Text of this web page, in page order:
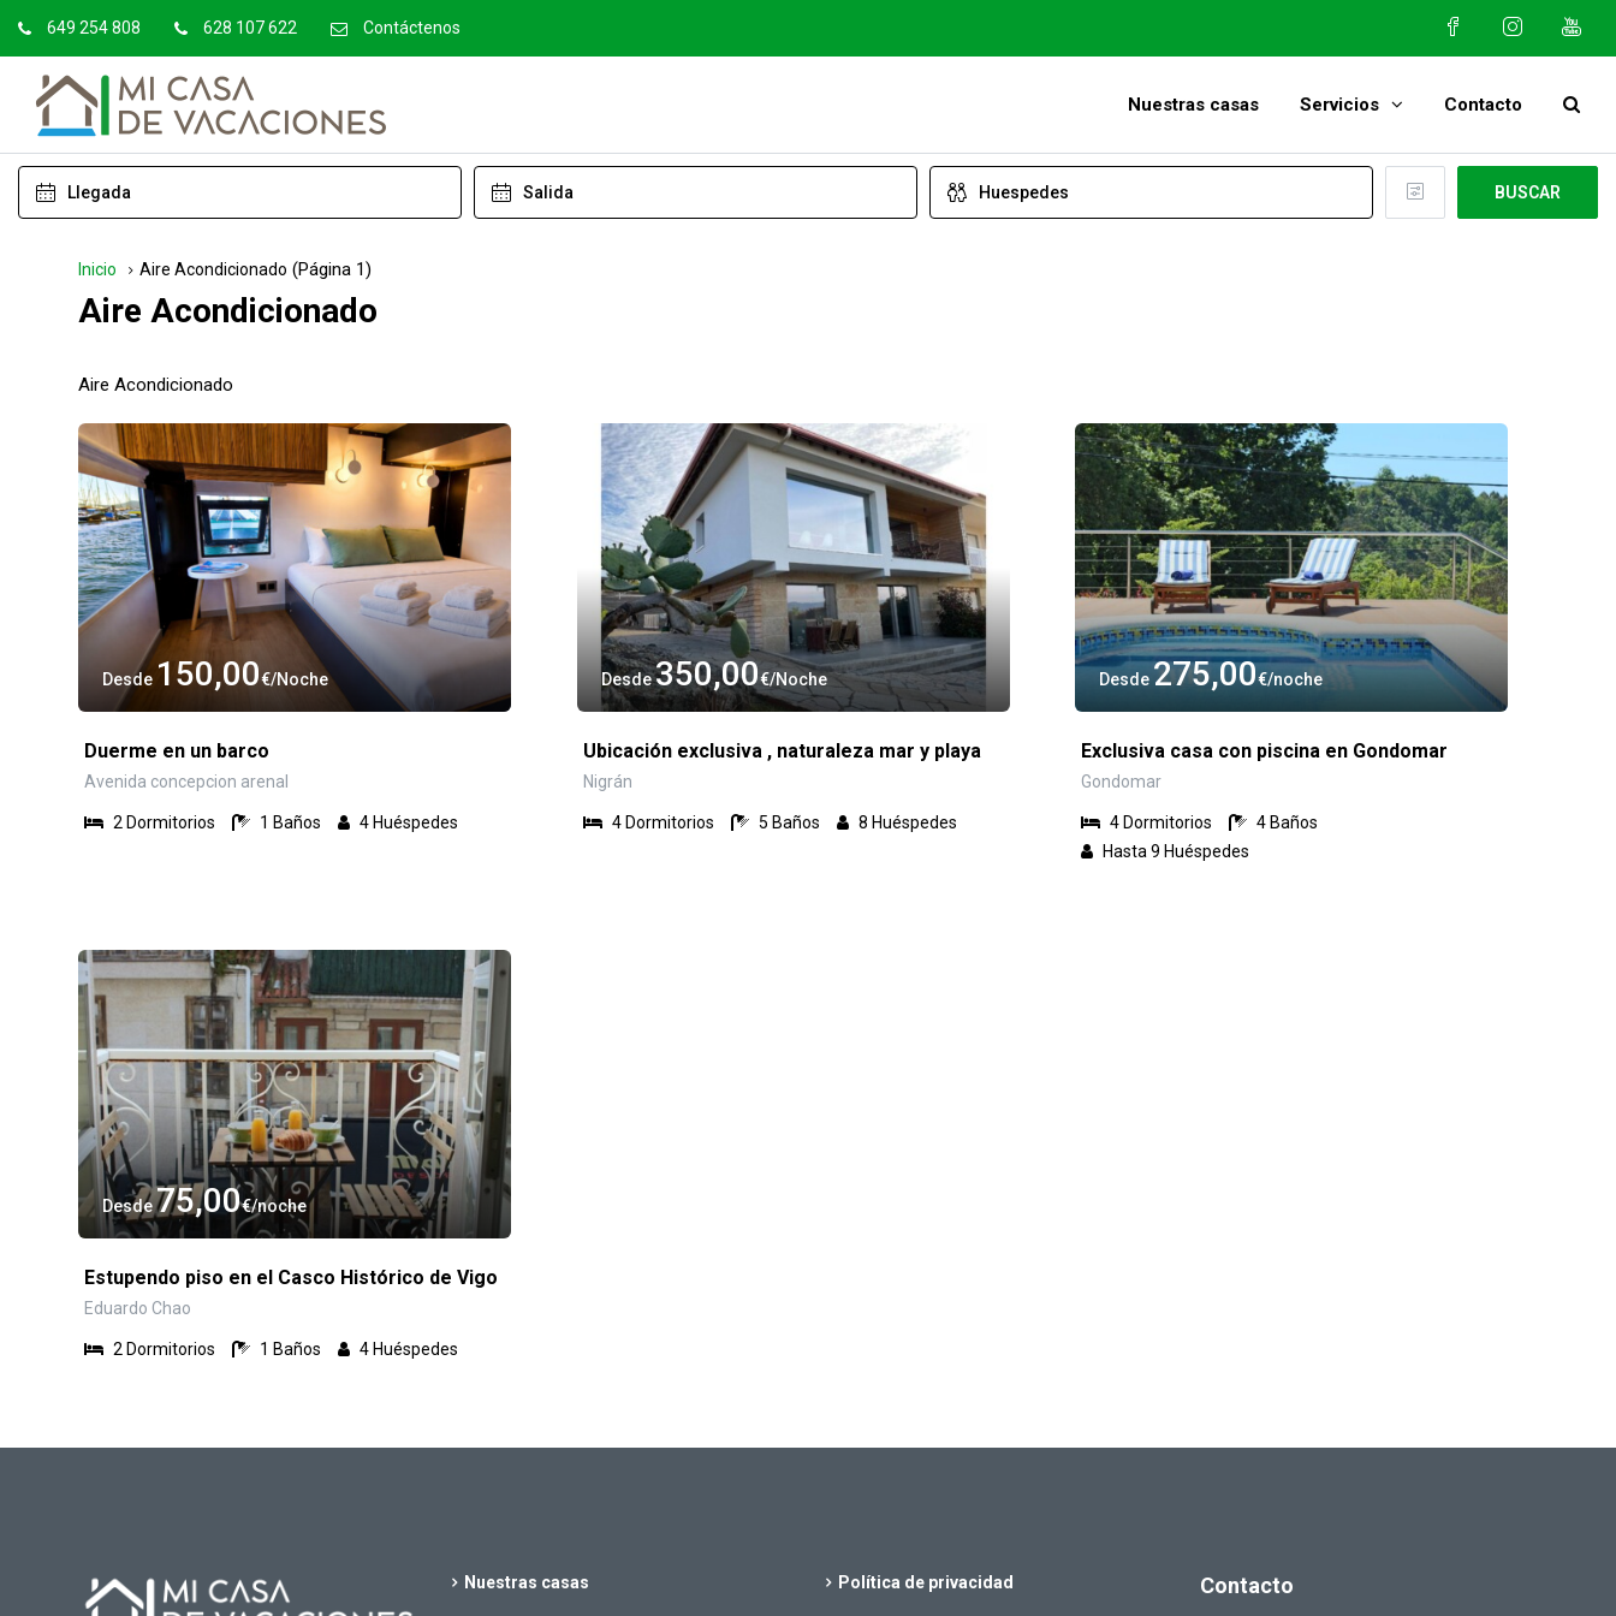
649 254 808 628 107 622 Contáctenos
Nuestras casas Servicios Contacto
BUSCAR
Inicio Aire Acondicionado (Página 1)
Aire Acondicionado
Aire Acondicionado
Desde 150,00€ Noche
Duerme en un barco
Avenida concepcion arenal
2 Dormitorios 1 Baños 4 Huéspedes
Desde350,00€ Noche
Ubicación exclusiva , naturaleza mar y playa
Nigrán
4 Dormitorios 5 Baños 8 Huéspedes
Desde 275,00€ noche
Exclusiva casa con piscina en Gondomar
Gondomar
4 Dormitorios 4 Baños
Hasta 9 Huéspedes
Desde75,00€ noche
Estupendo piso en el Casco Histórico de Vigo
Eduardo Chao
2 Dormitorios 1 Baños 4 Huéspedes
Nuestras casas Política de privacidad Contacto